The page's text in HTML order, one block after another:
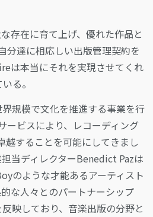
存在に育て上げ、優れた作品と
分達に相応しい出版管理契約を
は本当にそれを実現させてくれ
る。
界規模で文化を推進する事業を行
ービスにより、レコーディング
越することを可能にしてきまし
当ディレクターBenedict Pazは
のような才能あるアーティスト
な人々とのパートナーシップ
映しており、音楽出版の分野と